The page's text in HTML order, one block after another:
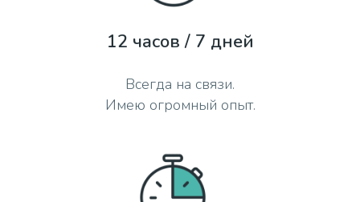
12 часов / 7 дней
Всегда на связи.
Имею огромный опыт.